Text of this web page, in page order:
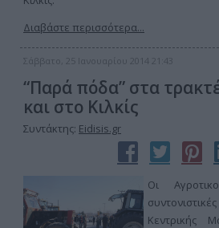
Διαβάστε περισσότερα...
Σάββατο, 25 Ιανουαρίου 2014 21:43
“Παρά πόδα” στα
και στο Κιλκίς
Συντάκτης: Eidisis.gr
Οι
Κεντρικής